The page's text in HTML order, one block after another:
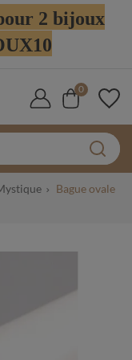
2 bijoux
0
Bague ovale